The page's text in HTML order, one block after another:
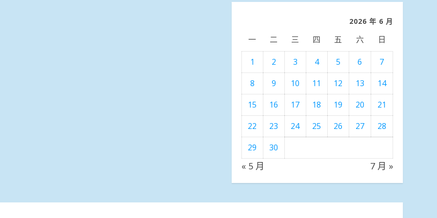
2026 年 6 月
一 二 三 四 五 六 日
1 2 3 4 5 6
7
8
9 10 11 12 13
14
15
16 17 18 19 20
21
22
23 24 25 26 27
28
29
30
« 5 月 7 月 »